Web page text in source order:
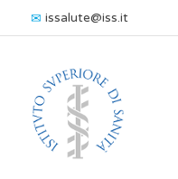
issalute@iss.it